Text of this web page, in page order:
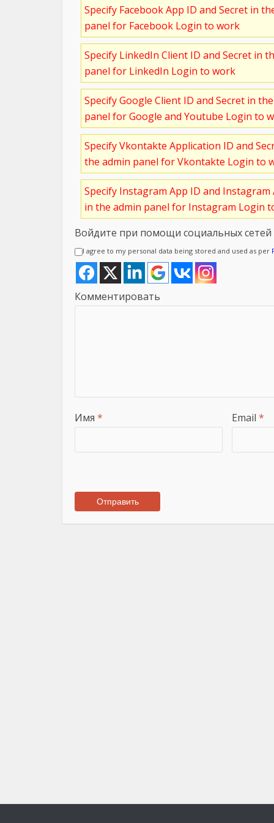
Specify Facebook App ID and Secret in
panel for Facebook Login to work
Specify LinkedIn Client ID and Secret in
panel for LinkedIn Login to work
Specify Google Client ID and Secret in
panel for Google and Youtube Login to
Specify Vkontakte Application ID and
the admin panel for Vkontakte Login to
Specify Instagram App ID and
in the admin panel for Instagram Login
Войдите при помощи социальных сетей
I agree to my personal data being stored and used as per
Комментировать
Имя * Email *